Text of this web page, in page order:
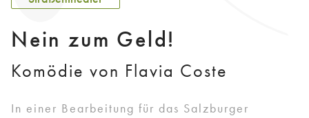
Nein zum Geld!
Komödie von Flavia Coste
In einer Bearbeitung für das Salzburger